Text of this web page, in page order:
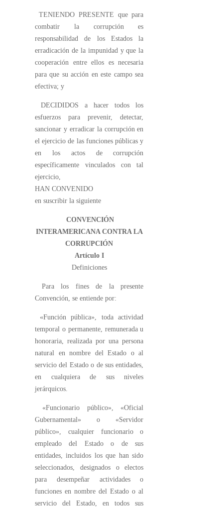
TENIENDO PRESENTE que para
combatir la corrupción es
responsabilidad de los Estados la
erradicación de la impunidad y que la
cooperación entre ellos es necesaria
para que su acción en este campo sea
efectiva; y
DECIDIDOS a hacer todos los
esfuerzos para prevenir, detectar,
sancionar y erradicar la corrupción en
el ejercicio de las funciones públicas y
en los actos de corrupción
específicamente vinculados con tal
ejercicio,
HAN CONVENIDO
en suscribir la siguiente
CONVENCIÓN
INTERAMERICANA CONTRA LA
CORRUPCIÓN
Artículo I
Definiciones
Para los fines de la presente
Convención, se entiende por:
«Función pública», toda actividad
temporal o permanente, remunerada u
honoraria, realizada por una persona
natural en nombre del Estado o al
servicio del Estado o de sus entidades,
en cualquiera de sus niveles
jerárquicos.
«Funcionario público», «Oficial
Gubernamental» o «Servidor
público», cualquier funcionario o
empleado del Estado o de sus
entidades, incluidos los que han sido
seleccionados, designados o electos
para desempeñar actividades o
funciones en nombre del Estado o al
servicio del Estado, en todos sus